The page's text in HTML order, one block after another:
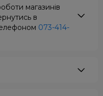
магазинів
в
073-414-